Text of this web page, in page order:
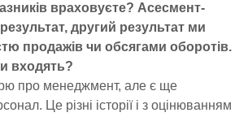
враховуєте? Асесмент-
другий результат ми
продажів чи обсягами оборотів.
входять?
про менеджмент, але є ще
Це різні історії і з оцінюванням